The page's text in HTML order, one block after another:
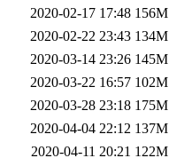
2020-02-17 17:48 156M
2020-02-22 23:43 134M
2020-03-14 23:26 145M
2020-03-22 16:57 102M
2020-03-28 23:18 175M
2020-04-04 22:12 137M
2020-04-11 20:21 122M